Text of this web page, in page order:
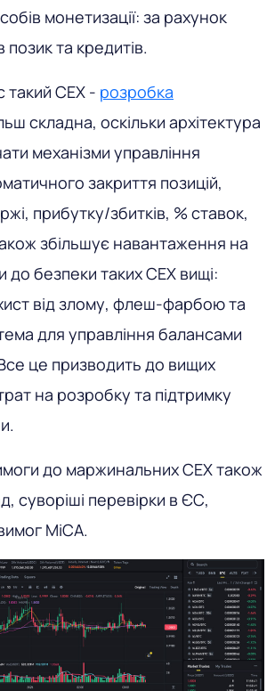
монетизації: за рахунок
позик та кредитів.
такий CEX - розробка
складна, оскільки архітектура
механізми управління
закриття позицій,
прибутку/збитків, % ставок,
збільшує навантаження на
безпеки таких CEX вищі:
від злому, флеш-фарбою та
для управління балансами
це призводить до вищих
на розробку та підтримку
до маржинальних CEX також
суворіші перевірки в ЄС,
MiCA.